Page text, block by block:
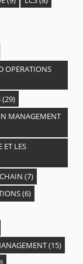
OPERATIONS
(29)
MANAGEMENT
LES
(7)
(6)
(15)